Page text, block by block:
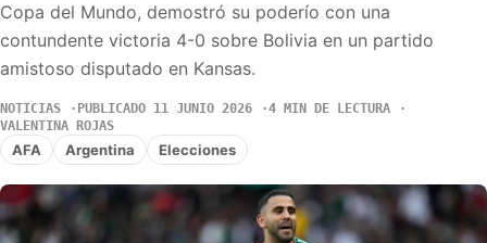
Copa del Mundo, demostró su poderío con una
contundente victoria 4-0 sobre Bolivia en un partido
amistoso disputado en Kansas.
NOTICIAS PUBLICADO 11 JUNIO 2026
4 MIN DE LECTURA
VALENTINA ROJAS
AFA Argentina Elecciones